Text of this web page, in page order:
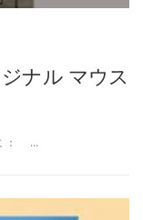
ナル マウス
： …